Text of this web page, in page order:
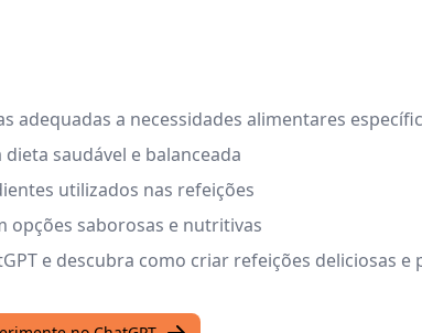
adequadas a necessidades alimentares
saudável e balanceada
utilizados nas refeições
opções saborosas e nutritivas
e descubra como criar refeições deliciosas